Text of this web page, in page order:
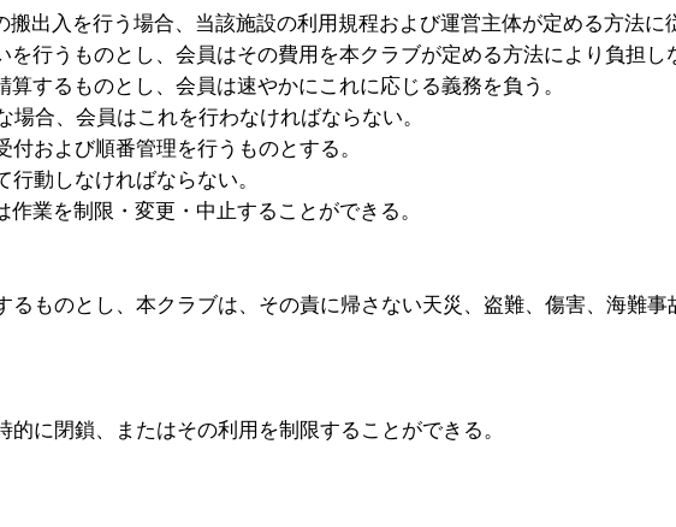
出入を行う場合、当該施設の利用規程および運営主体が定める方法に
行うものとし、会員はその費用を本クラブが定める方法により負担し
するものとし、会員は速やかにこれに応じる義務を負う。
合、会員はこれを行わなければならない。
および順番管理を行うものとする。
動しなければならない。
業を制限・変更・中止することができる。
ものとし、本クラブは、その責に帰さない天災、盗難、傷害、海難
に閉鎖、またはその利用を制限することができる。​